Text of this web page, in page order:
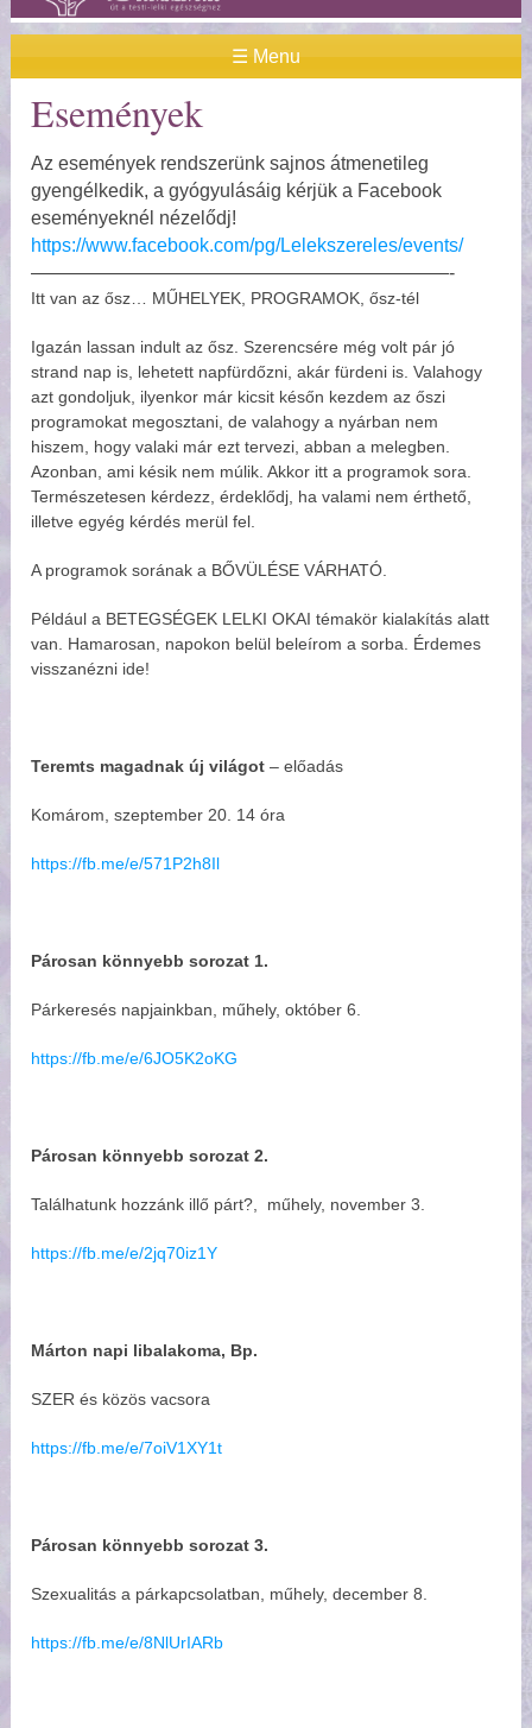
☰ Menu
Események
Az események rendszerünk sajnos átmenetileg
gyengélkedik, a gyógyulásáig kérjük a Facebook
eseményeknél nézelődj!
https://www.facebook.com/pg/Lelekszereles/events/
——————————————————————-
Itt van az ősz… MŰHELYEK, PROGRAMOK, ősz-tél
Igazán lassan indult az ősz. Szerencsére még volt pár jó
strand nap is, lehetett napfürdőzni, akár fürdeni is. Valahogy
azt gondoljuk, ilyenkor már kicsit későn kezdem az őszi
programokat megosztani, de valahogy a nyárban nem
hiszem, hogy valaki már ezt tervezi, abban a melegben.
Azonban, ami késik nem múlik. Akkor itt a programok sora.
Természetesen kérdezz, érdeklődj, ha valami nem érthető,
illetve egyég kérdés merül fel.
A programok sorának a BŐVÜLÉSE VÁRHATÓ.
Például a BETEGSÉGEK LELKI OKAI témakör kialakítás alatt
van. Hamarosan, napokon belül beleírom a sorba. Érdemes
visszanézni ide!
Teremts magadnak új világot – előadás
Komárom, szeptember 20. 14 óra
https://fb.me/e/571P2h8Il
Párosan könnyebb sorozat 1.
Párkeresés napjainkban, műhely, október 6.
https://fb.me/e/6JO5K2oKG
Párosan könnyebb sorozat 2.
Találhatunk hozzánk illő párt?, műhely, november 3.
https://fb.me/e/2jq70iz1Y
Márton napi libalakoma, Bp.
SZER és közös vacsora
https://fb.me/e/7oiV1XY1t
Párosan könnyebb sorozat 3.
Szexualitás a párkapcsolatban, műhely, december 8.
https://fb.me/e/8NlUrIARb